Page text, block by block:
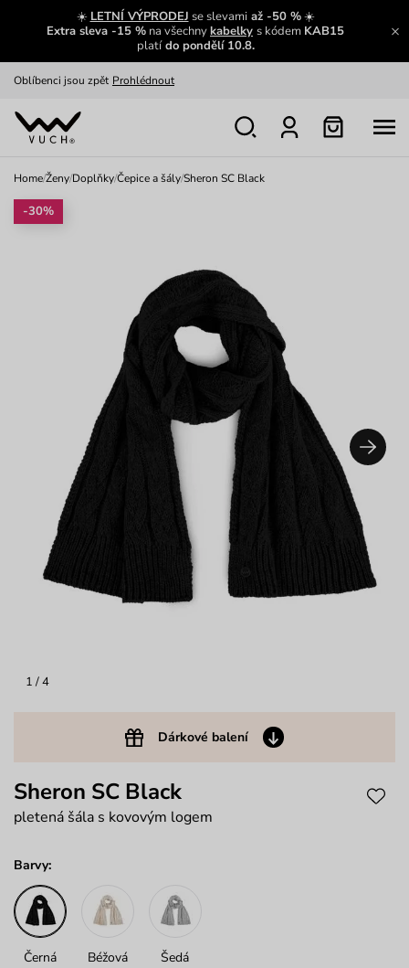
☀️ LETNÍ VÝPRODEJ se slevamiaž -50 %☀️
Extra sleva -15 % na všechnykabelky s kódem KAB15
platído pondělí 10.8.
Zajímavosti ze světa Vuch:
Zobrazit
Oblíbenci jsou zpět Prohlédnout
Nech se inspirovat
Home/Ženy/Doplňky/Čepice a šály/Sheron SC Black
1 / 4
Dárkové balení
-30%
Sheron SC Black
pletená šála s kovovým logem
Barvy:
Černá Béžová Šedá